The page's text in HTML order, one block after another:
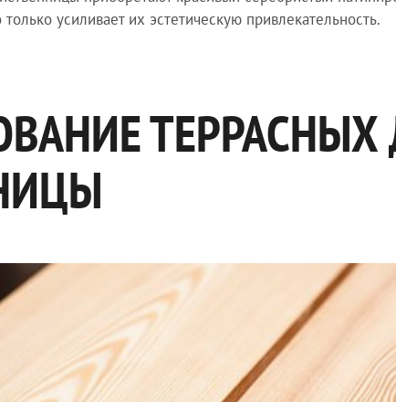
усиливает их эстетическую привлекательность.
ТЕРРАСНЫХ